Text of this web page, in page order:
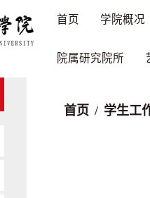
首页 学院概况
院属研究院所
首页 / 学生工